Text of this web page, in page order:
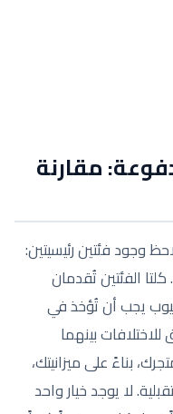
مقارنة
وجود فئتين رئيسيتين:
الفئتين تُقدمان
يجب أن تُؤخذ في
للاختلافات بينهما
بناءً على ميزانيتك،
لا يوجد خيار واحد